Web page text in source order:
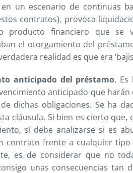
en un escenario de continuas
contratos), provoca
producto financiero que se
el otorgamiento del
realidad es que era
anticipado del préstamo. Es
anticipado que
dichas obligaciones. Se ha
cláusula. Si bien es cierto
sí debe analizarse si es
contrato frente a cualquier
es de considerar que no
unas consecuencias